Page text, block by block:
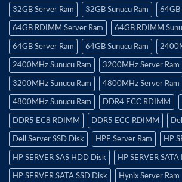
32GB Server Ram 32GB Sunucu Ram 64GB
64GB RDIMM Server Ram 64GB RDIMM
64GB Server Ram 64GB Sunucu Ram
2400MHz Sunucu Ram 3200MHz Server Ram
3200MHz Sunucu Ram 4800MHz Server Ram
4800MHz Sunucu Ram DDR4 ECC RDIMM
DDR5 EC8 RDIMM DDR5 ECC RDIMM
Dell Server SSD Disk HPE Server Ram HP
HP SERVER SAS HDD Disk HP SERVER
HP SERVER SATA SSD Disk Hynix Server Ram